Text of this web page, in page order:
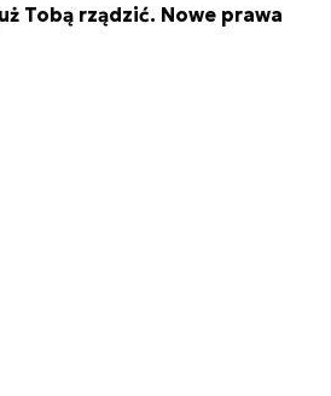
Tobą rządzić. Nowe prawa